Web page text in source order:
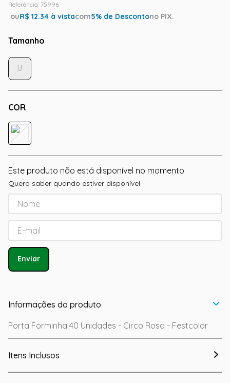
Referência: 75996
ouR$ 12.34 à vistacom5% de Descontono PIX.
Tamanho
COR
U
Este produto não está disponível no momento
Quero saber quando estiver disponível
Enviar
Informações do produto
Porta Forminha 40 Unidades - Circo Rosa - Festcolor
Itens Inclusos